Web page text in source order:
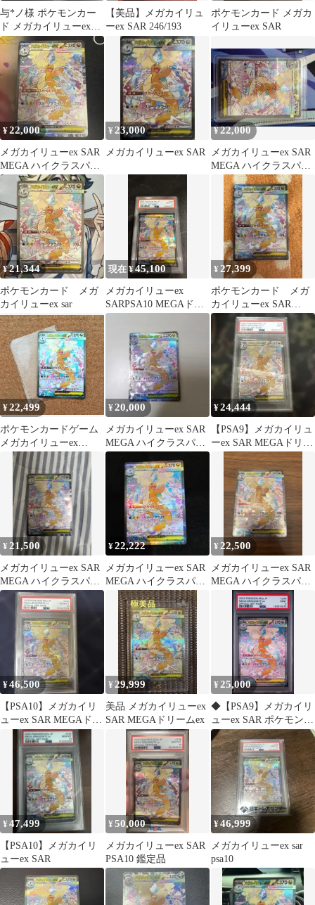
与*ノ様 ポケモンカー
ド メガカイリューex
SAR PSA10
【美品】メガカイリュ
ーex SAR 246/193
ポケモンカード メガカ
イリューex SAR
¥22,000
メガカイリューex SAR
MEGA ハイクラスパッ
ク MEGAドリームex
¥ 23,000
メガカイリューex SAR
¥22,000
メガカイリューex SAR
MEGA ハイクラスパッ
ク MEGAドリームex …
¥21,344
ポケモンカード メガ
カイリューex sar
現在 ¥45,100
メガカイリューex
SARPSA10 MEGAドリ
ームex
¥ 27,399
ポケモンカード メガ
カイリューex SAR
246/193 美品
¥22,499
ポケモンカードゲーム
メガカイリューex
246/193 sar
¥20,000
メガカイリューex SAR
MEGA ハイクラスパッ
ク MEGAドリームex …
¥24,444
【PSA9】メガカイリュ
ーex SAR MEGAドリー
ムex
¥ 21,500
メガカイリューex SAR
MEGA ハイクラスパッ
ク MEGAドリームex …
¥22,222
メガカイリューex SAR
MEGA ハイクラスパッ
ク MEGAドリームex …
¥ 22,500
メガカイリューex SAR
MEGA ハイクラスパッ
ク MEGAドリームex …
¥46,500
【PSA10】メガカイリ
ューex SAR MEGAドリ
ームex
¥29,999
美品 メガカイリューex
SAR MEGAドリームex
¥25,000
◆【PSA9】メガカイリ
ューex SAR ポケモンカ
ード
¥47,499
【PSA10】メガカイリ
ューex SAR
¥50,000
メガカイリューex SAR
PSA10 鑑定品
¥46,999
メガカイリューex sar
psa10